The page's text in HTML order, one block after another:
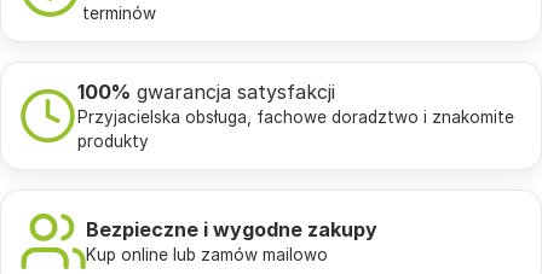
terminów
100% gwarancja satysfakcji
Przyjacielska obsługa, fachowe doradztwo i znakomite
produkty
Bezpieczne i wygodne zakupy
Kup online lub zamów mailowo